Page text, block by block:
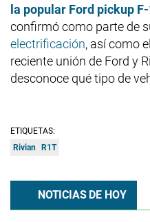
la popular Ford pickup
confirmó como parte de
electrificación, así como
reciente unión de Ford y
desconoce qué tipo de
ETIQUETAS:
Rivian
R1T
NOTICIAS DE HOY